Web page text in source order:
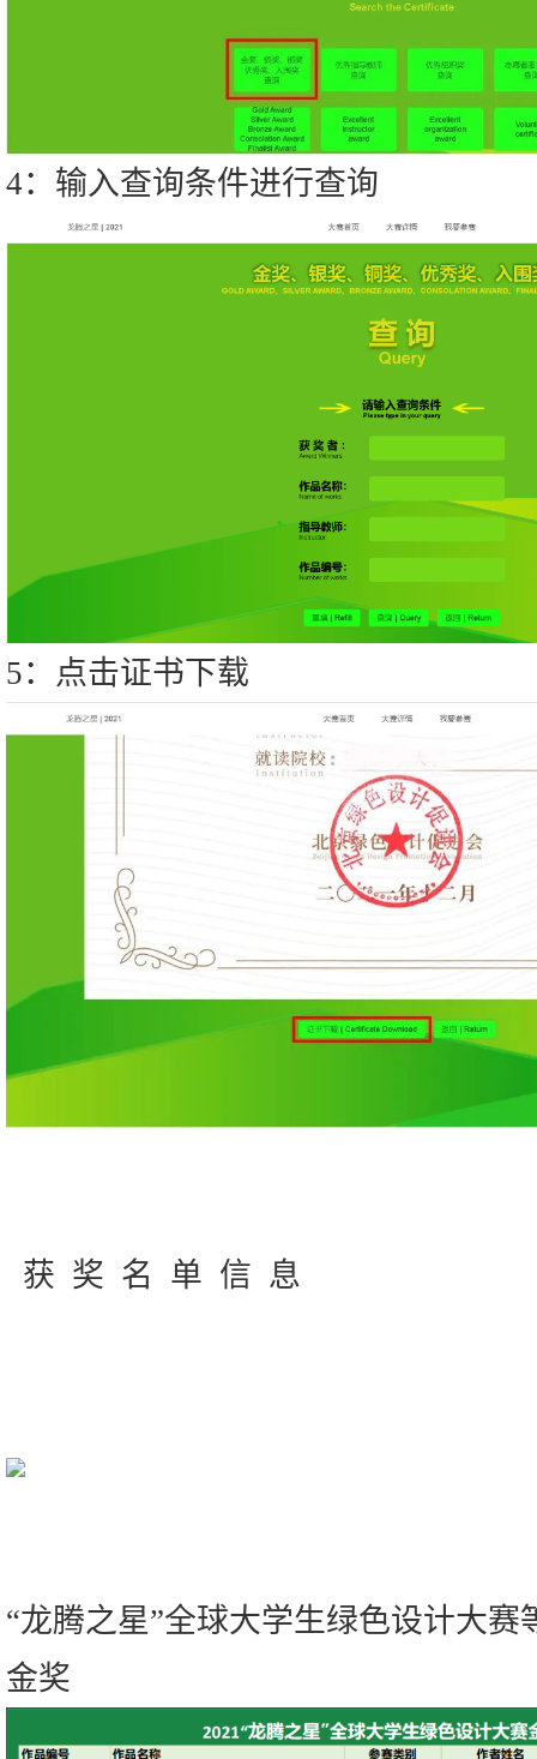
4：输入查询条件进行查询
5：点击证书下载
获 奖 名 单 信 息
“龙腾之星”全球大学生绿色设计大赛
金奖